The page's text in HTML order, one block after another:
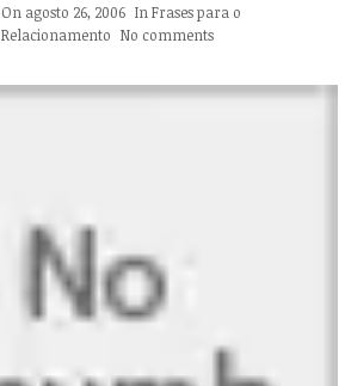
On agosto 26, 2006 InFrases para o
Relacionamento No comments